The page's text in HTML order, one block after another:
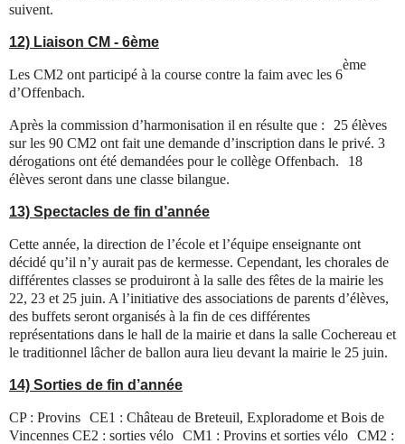
suivent.
12) Liaison CM - 6ème
Les CM2 ont participé à la course contre la faim avec les 6
ème
d’Offenbach.
Après la commission d’harmonisation il en résulte que : 25 élèves
sur les 90 CM2 ont fait une demande d’inscription dans le privé. 3
dérogations ont été demandées pour le collège Offenbach. 18
élèves seront dans une classe bilangue.
13) Spectacles de fin d’année
Cette année, la direction de l’école et l’équipe enseignante ont
décidé qu’il n’y aurait pas de kermesse. Cependant, les chorales de
différentes classes se produiront à la salle des fêtes de la mairie les
22, 23 et 25 juin. A l’initiative des associations de parents d’élèves,
des buffets seront organisés à la fin de ces différentes
représentations dans le hall de la mairie et dans la salle Cochereau et
le traditionnel lâcher de ballon aura lieu devant la mairie le 25 juin.
14) Sorties de fin d’année
CP : Provins CE1 : Château de Breteuil, Exploradome et Bois de
Vincennes CE2 : sorties vélo CM1 : Provins et sorties vélo CM2 :